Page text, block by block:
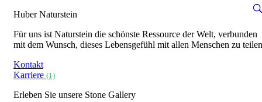
Huber Naturstein
Für uns ist Naturstein die schönste Ressource der Welt, verbunden
mit dem Wunsch, dieses Lebensgefühl mit allen Menschen zu
Kontakt
Karriere (1)
Erleben Sie unsere Stone Gallery